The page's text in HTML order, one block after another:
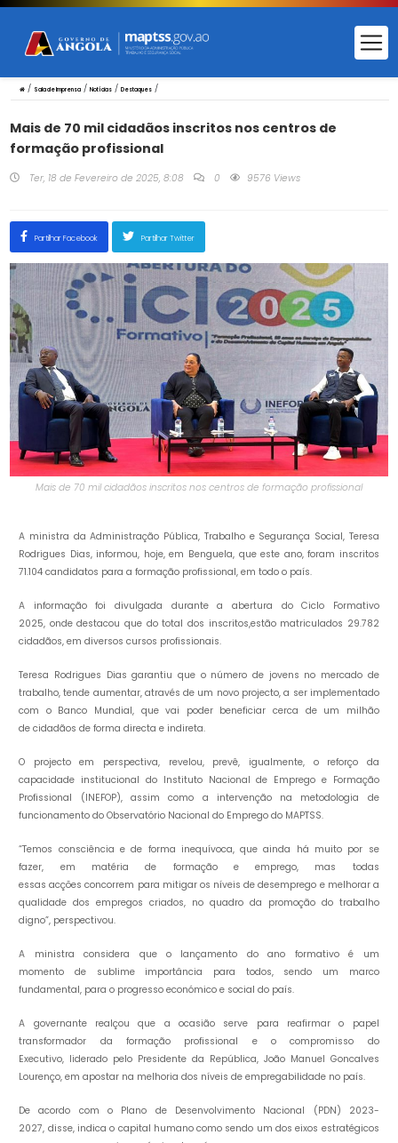
/ Sala de Imprensa/ Notícias/ Destaques/
Mais de 70 mil cidadãos inscritos nos centros de
formação profissional
Ter, 18 de Fevereiro de 2025, 8:08 0 9576 Views
Partilhar Facebook Partilhar Twitter
Mais de 70 mil cidadãos inscritos nos centros de formação profissional
A ministra da Administração Pública, Trabalho e Segurança Social, Teresa
Rodrigues Dias, informou, hoje, em Benguela, que este ano, foram inscritos
71.104 candidatos para a formação profissional, em todo o país.
A informação foi divulgada durante a abertura do Ciclo Formativo
2025, onde destacou que do total dos inscritos,estão matriculados 29.782
cidadãos, em diversos cursos profissionais.
Teresa Rodrigues Dias garantiu que o número de jovens no mercado de
trabalho, tende aumentar, através de um novo projecto, a ser implementado
com o Banco Mundial, que vai poder beneficiar cerca de um milhão
de cidadãos de forma directa e indireta.
O projecto em perspectiva, revelou, prevê, igualmente, o reforço da
capacidade institucional do Instituto Nacional de Emprego e Formação
Profissional (INEFOP), assim como a intervenção na metodologia de
funcionamento do Observatório Nacional do Emprego do MAPTSS.
“Temos consciência e de forma inequívoca, que ainda há muito por se
fazer, em matéria de formação e emprego, mas todas
essas acções concorrem para mitigar os níveis de desemprego e melhorar a
qualidade dos empregos criados, no quadro da promoção do trabalho
digno”, perspectivou.
A ministra considera que o lançamento do ano formativo é um
momento de sublime importância para todos, sendo um marco
fundamental, para o progresso económico e social do país.
A governante realçou que a ocasião serve para reafirmar o papel
transformador da formação profissional e o compromisso do
Executivo, liderado pelo Presidente da República, João Manuel Goncalves
Lourenço, em apostar na melhoria dos níveis de empregabilidade no país.
De acordo com o Plano de Desenvolvimento Nacional (PDN) 2023-
2027, disse, indica o capital humano como sendo um dos eixos estratégicos